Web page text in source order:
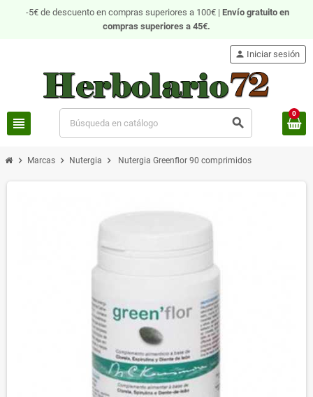
-5€ de descuento en compras superiores a 100€ | Envío gratuito en
compras superiores a 45€.
view_headline search
person Iniciar sesión
0
chevron_right Marcas chevron_right Nutergia chevron_right Nutergia Greenflor 90 comprimidos